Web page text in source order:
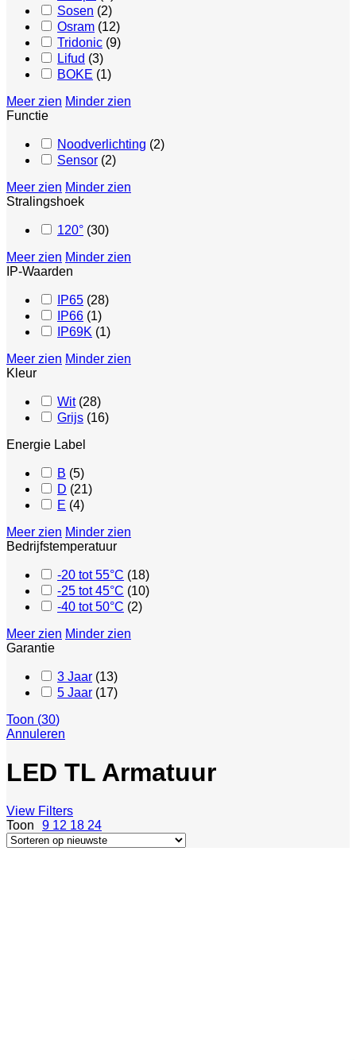
Sosen (2)
Osram (12)
Tridonic (9)
Lifud (3)
BOKE (1)
Meer zien Minder zien
Functie
Noodverlichting (2)
Sensor (2)
Meer zien Minder zien
Stralingshoek
120° (30)
Meer zien Minder zien
IP-Waarden
IP65 (28)
IP66 (1)
IP69K (1)
Meer zien Minder zien
Kleur
Wit (28)
Grijs (16)
Energie Label
B (5)
D (21)
E (4)
Meer zien Minder zien
Bedrijfstemperatuur
-20 tot 55°C (18)
-25 tot 45°C (10)
-40 tot 50°C (2)
Meer zien Minder zien
Garantie
3 Jaar (13)
5 Jaar (17)
Toon (30)
Annuleren
LED TL Armatuur
View Filters
9 12 18 24